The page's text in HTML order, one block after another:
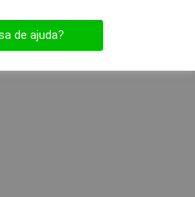
de ajuda?